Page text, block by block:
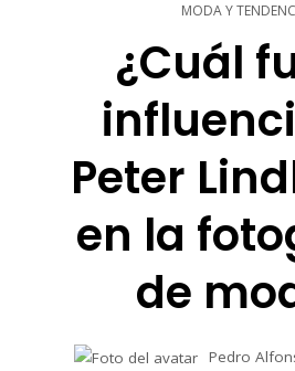
MODA Y
¿Cuál
Peter
en la
de
Pedro